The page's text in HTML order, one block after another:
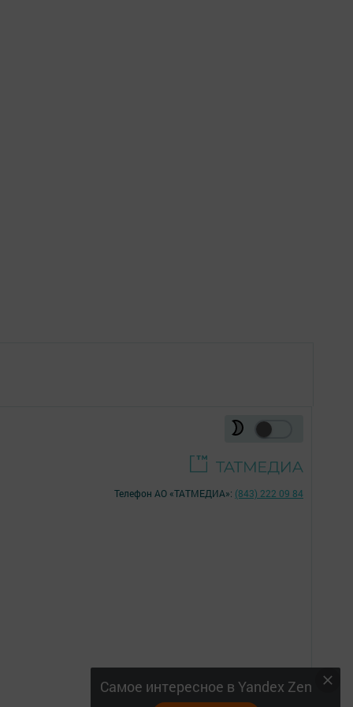
Самое интересное в Yandex Zen
Телефон АО «ТАТМЕДИА»: (843) 222 09 84
16+